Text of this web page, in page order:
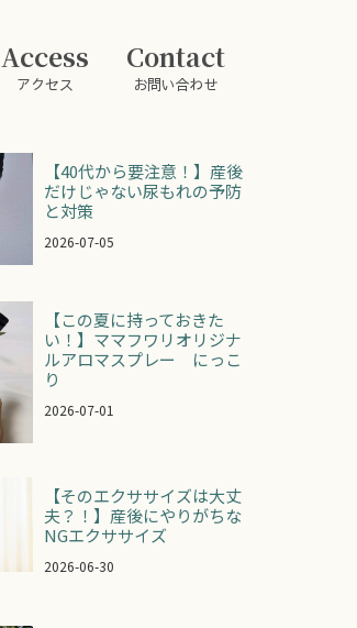
Access
アクセス
Contact
お問い合わせ
【40代から要注意！】産後
だけじゃない尿もれの予防
と対策
2026-07-05
【この夏に持っておきた
い！】ママフワリオリジナ
ルアロマスプレー にっこ
り
2026-07-01
【そのエクササイズは大丈
夫？！】産後にやりがちな
NGエクササイズ
2026-06-30